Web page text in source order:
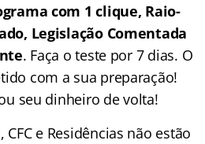
com 1 clique, Raio-
Legislação Comentada
. Faça o teste por 7 dias. O
com a sua preparação!
seu dinheiro de volta!
e Residências não estão